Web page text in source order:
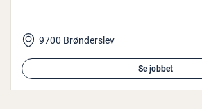
9700 Brønderslev
Se jobbet